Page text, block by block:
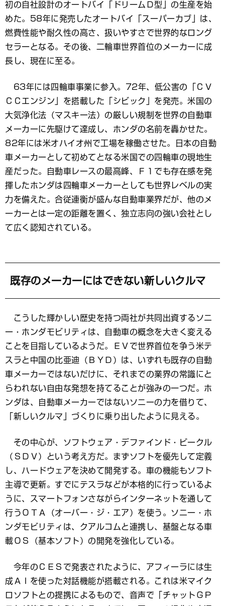
初の自社設計のオートバイ「ドリームＤ型」の生産を始
めた。58年に発売したオートバイ「スーパーカブ」は、
燃費性能や耐久性の高さ、扱いやすさで世界的なロング
セラーとなる。その後、二輪車世界首位のメーカーに成
長し、現在に至る。
63年には四輪車事業に参入。72年、低公害の「ＣＶ
ＣＣエンジン」を搭載した「シビック」を発売。米国の
大気浄化法（マスキー法）の厳しい規制を世界の自動車
メーカーに先駆けて達成し、ホンダの名前を轟かせた。
82年には米オハイオ州で工場を稼働させた。日本の自動
車メーカーとして初めてとなる米国での四輪車の現地生
産だった。自動車レースの最高峰、Ｆ１でも存在感を発
揮したホンダは四輪車メーカーとしても世界レベルの実
力を備えた。合従連衡が盛んな自動車業界だが、他のメ
ーカーとは一定の距離を置く、独立志向の強い会社とし
て広く認知されている。
既存のメーカーにはできない新しいクルマ
こうした輝かしい歴史を持つ両社が共同出資するソニ
ー・ホンダモビリティは、自動車の概念を大きく変える
ことを目指しているようだ。ＥＶで世界首位を争う米テ
スラと中国の比亜迪（ＢＹＤ）は、いずれも既存の自動
車メーカーではないだけに、それまでの業界の常識にと
らわれない自由な発想を持てることが強みの一つだ。ホ
ンダは、自動車メーカーではないソニーの力を借りて、
「新しいクルマ」づくりに乗り出したように見える。
その中心が、ソフトウェア・デファインド・ビークル
（ＳＤＶ）という考え方だ。まずソフトを優先して定義
し、ハードウェアを決めて開発する。車の機能もソフト
主導で更新。すでにテスラなどが本格的に行っているよ
うに、スマートフォンさながらインターネットを通して
行うＯＴＡ（オーバー・ジ・エア）を使う。ソニー・ホ
ンダモビリティは、クアルコムと連携し、基盤となる車
載ＯＳ（基本ソフト）の開発を強化している。
今年のＣＥＳで発表されたように、アフィーラには生
成ＡＩを使った対話機能が搭載される。これは米マイク
ロソフトとの提携によるもので、音声で「チャットＧＰ